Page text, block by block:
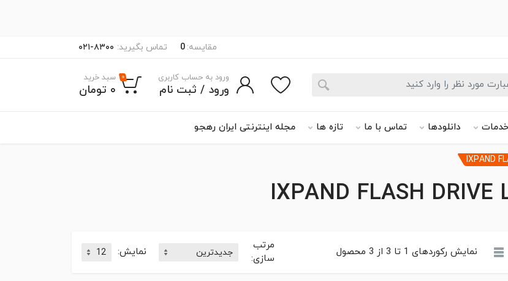
مقایسه: 0 تماس بگیرید: ۰۲۱-۸۳۰۰
دانلودها تماس با ما تازه ها مجله اینترنتی ایران رهجو
ورود به حساب کاربری
ورود / ثبت نام
۰ سبد خرید
۰ تومان
IXPAND
IXPAND FLASH DRIVE
نمایش رکوردهای 1 تا 3 از 3 محصول
مرتب
سازی:
نمایش: